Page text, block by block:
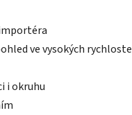
ve vysokých
i okruhu